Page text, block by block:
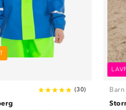
(30) Barn